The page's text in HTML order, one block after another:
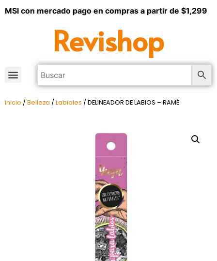
con mercado pago en compras a partir de $1,299
Revishop
Inicio / Belleza / Labiales / DELINEADOR DE LABIOS – RAMÉ